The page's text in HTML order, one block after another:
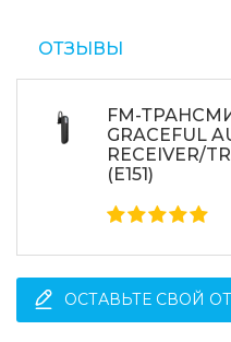
ОТЗЫВЫ
FM-
GRACEFUL
RECEIVER/
(E151)
ОСТАВЬТЕ СВОЙ